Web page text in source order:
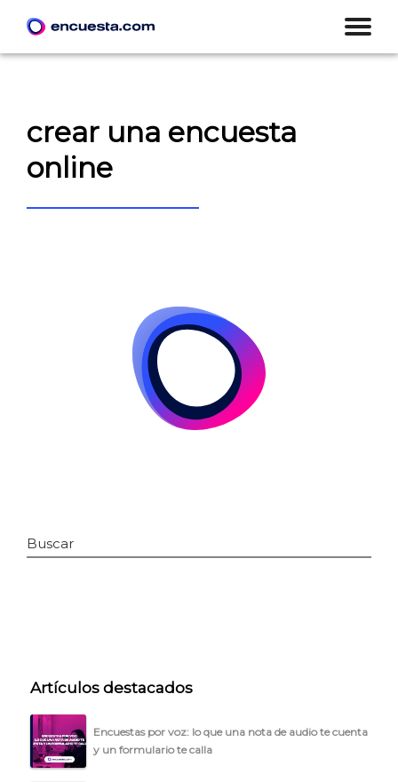
PLANTILLAS
PRECIOS
crear una encuesta
online
Buscar
Artículos destacados
Encuestas por voz: lo que una nota de audio te cuenta
y un formulario te calla